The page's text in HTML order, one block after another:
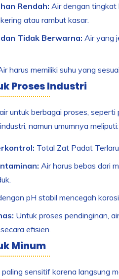
Rendah: Air dengan
atau rambut kasar.
Tidak Berwarna: Air yang
harus memiliki suhu yang
Proses Industri
untuk berbagai proses,
namun umumnya meliputi:
Total Zat Padat
Air harus bebas dari
pH stabil mencegah
Untuk proses pendinginan,
efisien.
Minum
sensitif karena langsung